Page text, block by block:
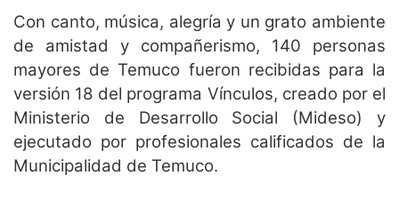
Con canto, música, alegría y un grato ambiente
de amistad y compañerismo, 140 personas
mayores de Temuco fueron recibidas para la
versión 18 del programa Vínculos, creado por el
Ministerio de Desarrollo Social (Mideso) y
ejecutado por profesionales calificados de la
Municipalidad de Temuco.